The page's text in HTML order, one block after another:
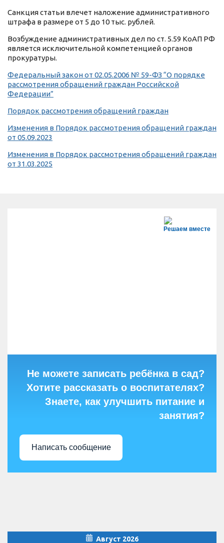
Санкция статьи влечет наложение административного
штрафа в размере от 5 до 10 тыс. рублей.
Возбуждение административных дел по ст. 5.59 КоАП РФ
является исключительной компетенцией органов
прокуратуры.
Федеральный закон от 02.05.2006 № 59-ФЗ “О порядке
рассмотрения обращений граждан Российской
Федерации”
Порядок рассмотрения обращений граждан
Изменения в Порядок рассмотрения обращений граждан
от 05.09.2023
Изменения в Порядок рассмотрения обращений граждан
от 31.03.2025
Решаем вместе
Не можете записать ребёнка в сад?
Хотите рассказать о воспитателях?
Знаете, как улучшить питание и
занятия?
Написать сообщение
Август 2026